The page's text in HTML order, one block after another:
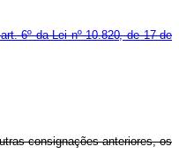
6º da Lei nº 10.820, de 17 de
consignações anteriores, os